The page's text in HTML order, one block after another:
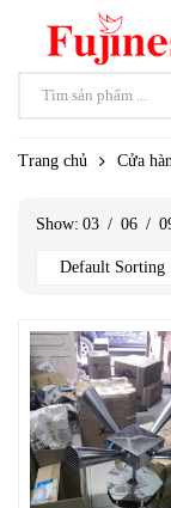
Trang chủ Cửa
Show: 03 / 06 /